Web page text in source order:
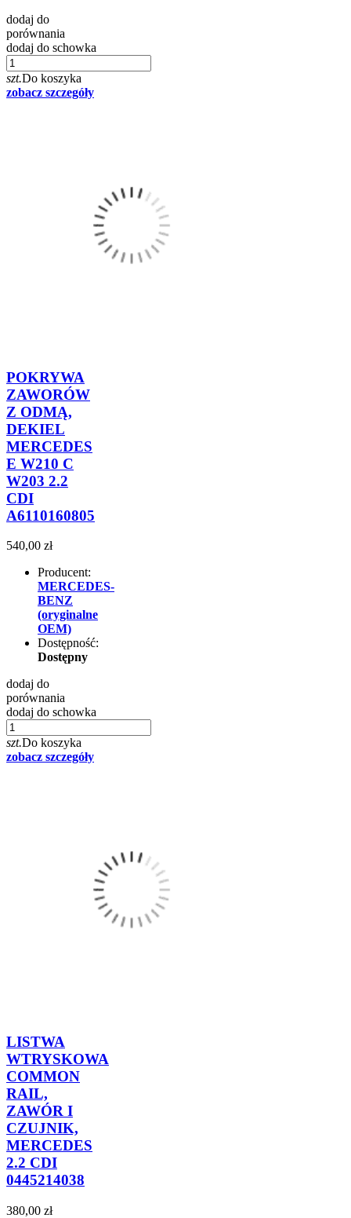
dodaj do
porównania
dodaj do schowka
szt.Do koszyka
zobacz szczegóły
POKRYWA
ZAWORÓW
Z ODMĄ,
DEKIEL
MERCEDES
E W210 C
W203 2.2
CDI
A6110160805
540,00 zł
Producent:
MERCEDES-
BENZ
(oryginalne
OEM)
Dostępność:
Dostępny
dodaj do
porównania
dodaj do schowka
szt.Do koszyka
zobacz szczegóły
LISTWA
WTRYSKOWA
COMMON
RAIL,
ZAWÓR I
CZUJNIK,
MERCEDES
2.2 CDI
0445214038
380,00 zł